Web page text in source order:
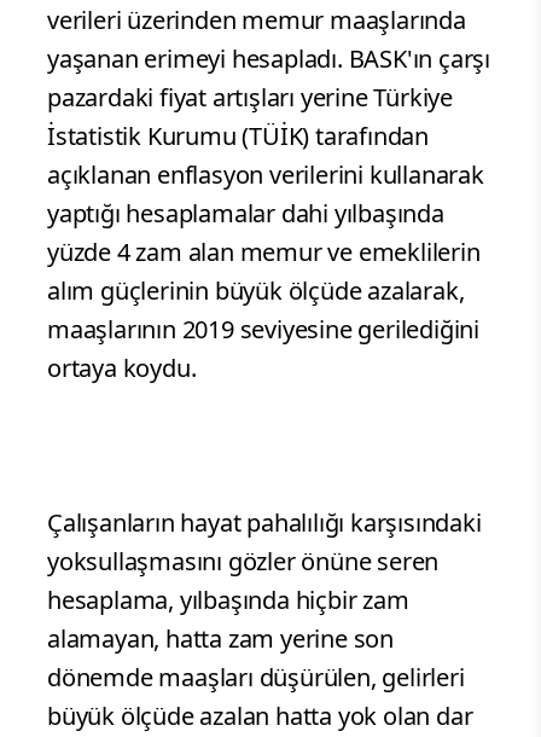
verileri üzerinden memur maaşlarında
yaşanan erimeyi hesapladı. BASK'ın çarşı
pazardaki fiyat artışları yerine Türkiye
İstatistik Kurumu (TÜİK) tarafından
açıklanan enflasyon verilerini kullanarak
yaptığı hesaplamalar dahi yılbaşında
yüzde 4 zam alan memur ve emeklilerin
alım güçlerinin büyük ölçüde azalarak,
maaşlarının 2019 seviyesine gerilediğini
ortaya koydu.
Çalışanların hayat pahalılığı karşısındaki
yoksullaşmasını gözler önüne seren
hesaplama, yılbaşında hiçbir zam
alamayan, hatta zam yerine son
dönemde maaşları düşürülen, gelirleri
büyük ölçüde azalan hatta yok olan dar